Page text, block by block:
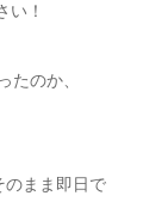
い！
たのか、
のまま即日で